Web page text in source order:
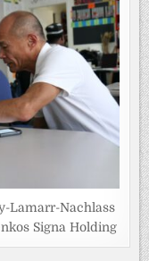
Lamarr-Nachlass
Signa Holding